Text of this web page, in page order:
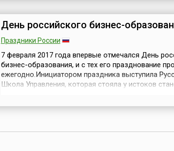
учредить новый всероссийский праздник — День...
День российского бизнес-
Праздники России
7 февраля 2017 года впервые отмечался День
бизнес-образования, и с тех его празднование
ежегодно.Инициатором праздника выступила
Школа Управления, которая стояла у истоков